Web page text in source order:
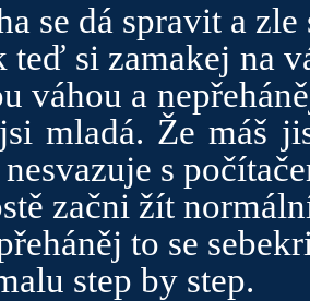
se dá spravit a
teď si zamakej na
váhou a
mladá. Že máš
s
začni žít
to se
step by step.